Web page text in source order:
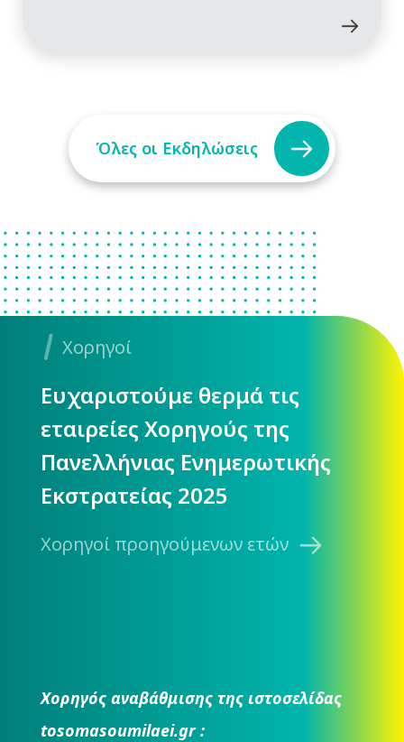
Όλες οι Εκδηλώσεις
Χορηγοί
Ευχαριστούμε θερμά τις
εταιρείες Χορηγούς της
Πανελλήνιας Ενημερωτικής
Εκστρατείας 2025
Χορηγοί προηγούμενων ετών
Χορηγός αναβάθμισης της ιστοσελίδας
tosomasoumilaei.gr :